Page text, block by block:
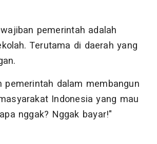
pemerintah adalah
Terutama di daerah yang
pemerintah dalam membangun
Indonesia yang mau
nggak? Nggak bayar!"